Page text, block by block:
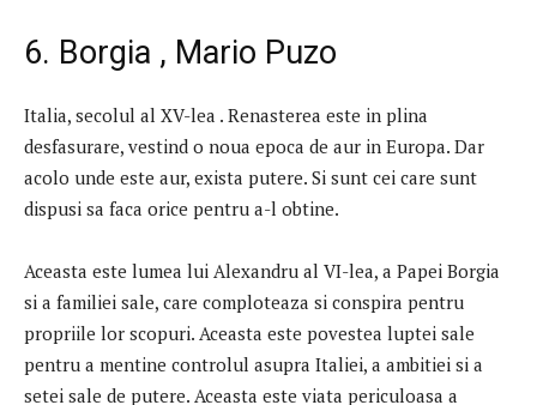
6. Borgia , Mario Puzo
Italia, secolul al XV-lea . Renasterea este in plina
desfasurare, vestind o noua epoca de aur in Europa. Dar
acolo unde este aur, exista putere. Si sunt cei care sunt
dispusi sa faca orice pentru a-l obtine.
Aceasta este lumea lui Alexandru al VI-lea, a Papei Borgia
si a familiei sale, care comploteaza si conspira pentru
propriile lor scopuri. Aceasta este povestea luptei sale
pentru a mentine controlul asupra Italiei, a ambitiei si a
setei sale de putere. Aceasta este viata periculoasa a